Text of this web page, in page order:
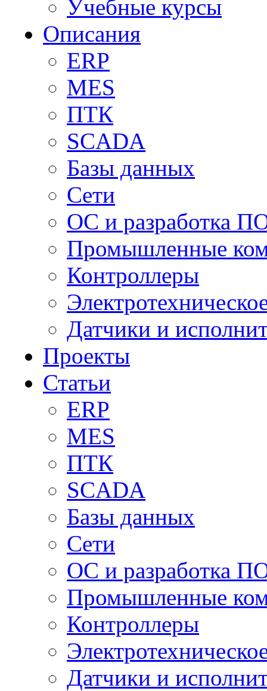
Учебные курсы
Описания
ERP
MES
ПТК
SCADA
Базы данных
Сети
ОС и разработка
Промышленные
Контроллеры
Датчики и
Проекты
Статьи
ERP
MES
ПТК
SCADA
Базы данных
Сети
ОС и разработка
Промышленные
Контроллеры
Датчики и